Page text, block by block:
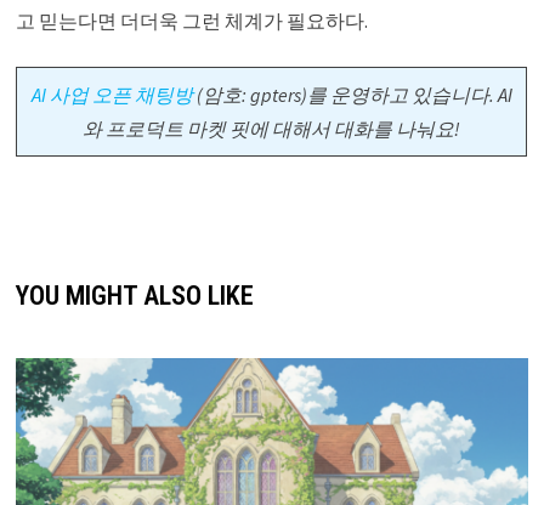
고 믿는다면 더더욱 그런 체계가 필요하다.
AI 사업 오픈 채팅방(암호: gpters)를 운영하고 있습니다. AI
와 프로덕트 마켓 핏에 대해서 대화를 나눠요!
YOU MIGHT ALSO LIKE